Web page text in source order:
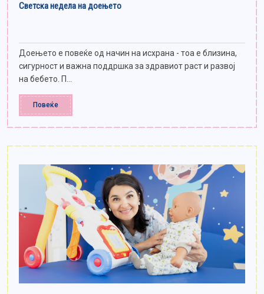
Светска недела на доењето
Доењето е повеќе од начин на исхрана - тоа е близина,
сигурност и важна поддршка за здравиот раст и развој
на бебето. П...
Повеќе